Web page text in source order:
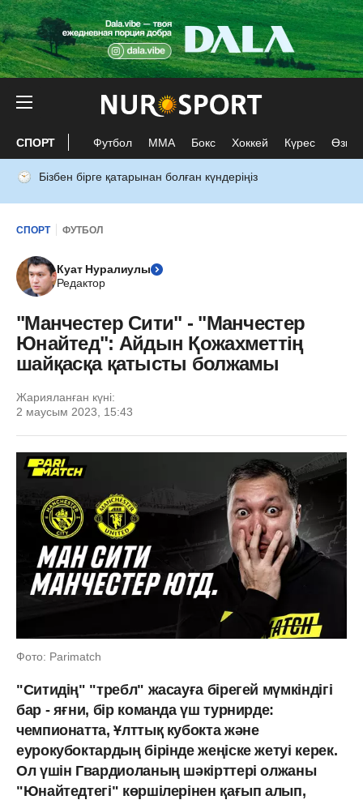
СПОРТ Футбол ММА Бокс Хоккей Күрес Өзге
Бізбен бірге қатарынан болған күндеріңіз
СПОРТ ФУТБОЛ
Куат Нуралиулы
Редактор
"Манчестер Сити" - "Манчестер
Юнайтед": Айдын Қожахметтің
шайқасқа қатысты болжамы
Жарияланған күні:
2 маусым 2023, 15:43
Фото: Parimatch
"Ситидің" "требл" жасауға бірегей мүмкіндігі
бар - яғни, бір команда үш турнирде:
чемпионатта, Ұлттық кубокта және
еурокубоктардың бірінде жеңіске жетуі керек.
Ол үшін Гвардиоланың шәкірттері олжаны
"Юнайтедтегі" көршілерінен қағып алып,